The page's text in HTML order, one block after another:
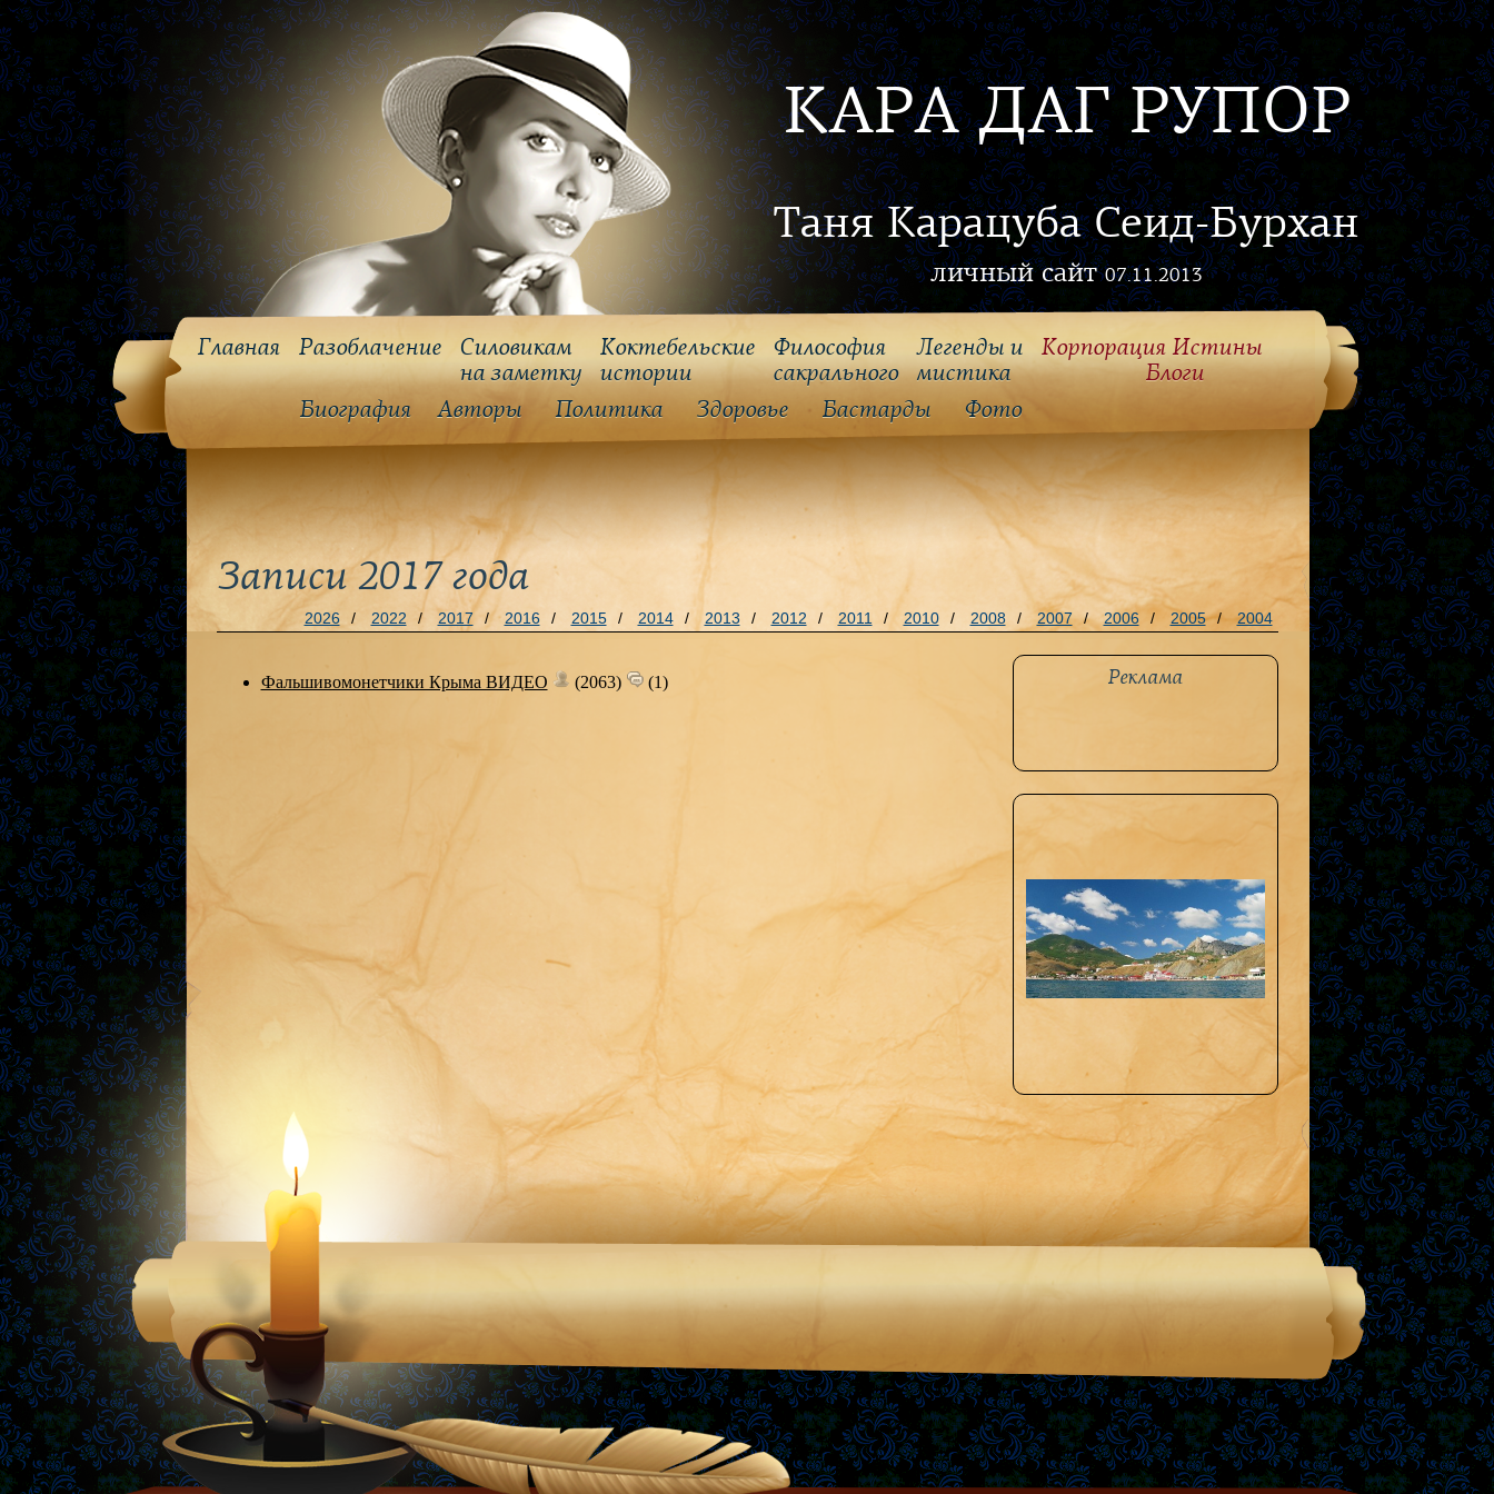
КАРА ДАГ РУПОР
Таня Карацуба Сеид-Бурхан
личный сайт07.11.2013
Главная Разоблачение
Силовикам
на заметку
Коктебельские
истории
Философия
cакрального
Легенды и
мистика
Корпорация Истины
Блоги
Биография
Авторы Политика Здоровье Бастарды Фото
Записи 2017 года
2026 / 2022 / 2017 / 2016 / 2015 / 2014 / 2013 / 2012 / 2011 / 2010 / 2008 / 2007 / 2006 / 2005 / 2004
Фальшивомонетчики Крыма ВИДЕО (2063) (1) Реклама